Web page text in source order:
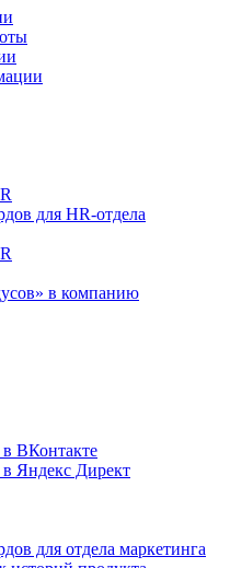
для HR-отдела
в компанию
ВКонтакте
Яндекс Директ
для отдела маркетинга